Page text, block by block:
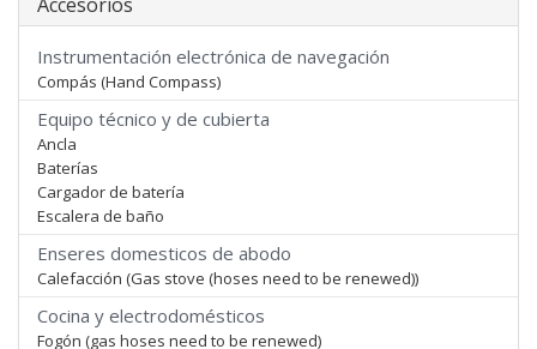
Instrumentación electrónica de navegación
Compás (Hand Compass)
Equipo técnico y de cubierta
Ancla
Baterías
Cargador de batería
Escalera de baño
Enseres domesticos de abodo
Calefacción (Gas stove (hoses need to be renewed))
Cocina y electrodomésticos
Fogón (gas hoses need to be renewed)